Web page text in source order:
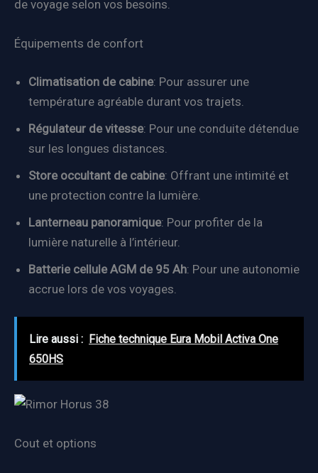
de voyage selon vos besoins.
Équipements de confort
Climatisation de cabine: Pour assurer une
température agréable durant vos trajets.
Régulateur de vitesse: Pour une conduite détendue
sur les longues distances.
Store occultant de cabine: Offrant une intimité et
une protection contre la lumière.
Lanterneau panoramique: Pour profiter de la
lumière naturelle à l’intérieur.
Batterie cellule AGM de 95 Ah: Pour une autonomie
accrue lors de vos voyages.
Lire aussi : Fiche technique Eura Mobil Activa One
650HS
Cout et options